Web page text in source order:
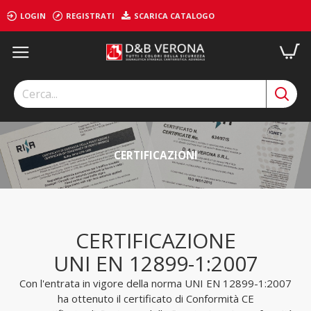
LOGIN REGISTRATI SCARICA CATALOGO
CERTIFICAZIONI
CERTIFICAZIONE
UNI EN 12899-1:2007
Con l'entrata in vigore della norma UNI EN 12899-1:2007
ha ottenuto il certificato di Conformità CE